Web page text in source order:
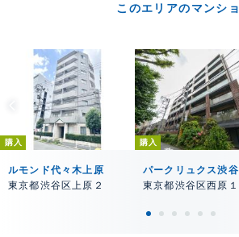
このエリアのマンシ
購入
ルモンド代々木上原
東京都渋谷区上原２
購入
パークリュクス渋
東京都渋谷区西原１